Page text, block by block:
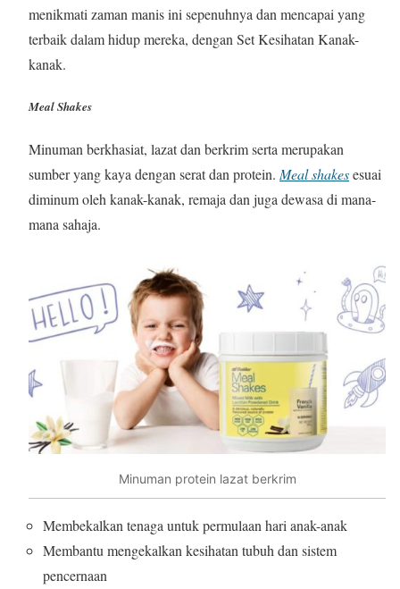
menikmati zaman manis ini sepenuhnya dan mencapai yang
terbaik dalam hidup mereka, dengan Set Kesihatan Kanak-
kanak.
Meal Shakes
Minuman berkhasiat, lazat dan berkrim serta merupakan
sumber yang kaya dengan serat dan protein. Meal shakesesuai
diminum oleh kanak-kanak, remaja dan juga dewasa di mana-
mana sahaja.
Minuman protein lazat berkrim
Membekalkan tenaga untuk permulaan hari anak-anak
Membantu mengekalkan kesihatan tubuh dan sistem
pencernaan